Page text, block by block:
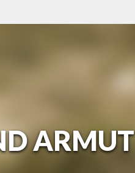
ARMUT